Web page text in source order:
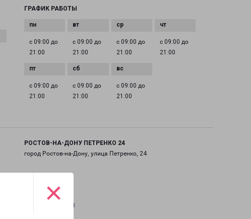
×
ГРАФИК РАБОТЫ
с 09:00 до
21:00
с 09:00 до
21:00
с 09:00 до
21:00
с 09:00 до
21:00
с 09:00 до
21:00
с 09:00 до
21:00
с 09:00 до
21:00
РОСТОВ-НА-ДОНУ ПЕТРЕНКО 24
город Ростов-на-Дону, улица Петренко, 24
на карте
ТЕЛЕФОН
+7(863) 307-80-68